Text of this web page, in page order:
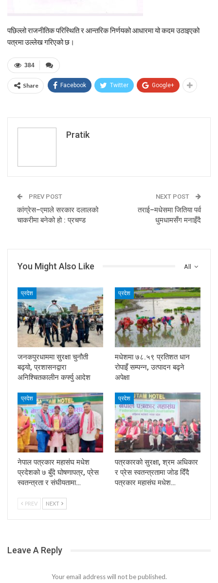
पछिल्लो राजनीतिक परिस्थिति र आन्तरिक निर्णयको आधारमा यो कदम उठाइएको
पत्रमा उल्लेख गरिएको छ।
384
Share Facebook Twitter Google+
Pratik
PREV POST
कांग्रेस–एमाले सरकार दलालको
चाकरीमा बनेको हो : प्रचण्ड
NEXT POST
तराई–मधेसमा जितिया पर्व
धुमधामसँग मनाइँदै
All
You Might Also Like
प्रदेश
जनकपुरधाममा सुरक्षा चुनौती
बढ्यो, प्रशासनद्वारा
अनिश्चितकालीन कर्फ्यु आदेश
प्रदेश
मधेशमा ७८.५९ प्रतिशत धान
रोपाइँ सम्पन्न, उत्पादन बढ्ने
अपेक्षा
प्रदेश
नेपाल पत्रकार महासंघ मधेश
प्रदेशको ७ बुँदे घोषणापत्र, प्रेस
स्वतन्त्रता र संघीयतामा…
प्रदेश
पत्रकारको सुरक्षा, श्रम अधिकार
र प्रेस स्वतन्त्रतामा जोड दिँदै
पत्रकार महासंघ मधेश…
PREV NEXT
Leave A Reply
Your email address will not be published.